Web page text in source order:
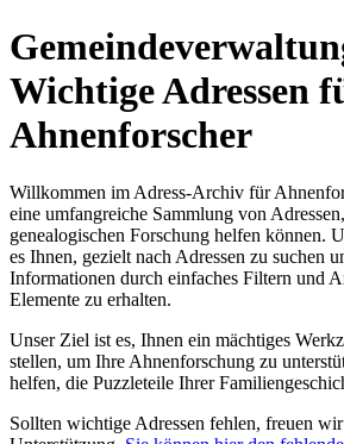
Wichtige Adressen
Ahnenforscher
Willkommen im Adress-Archiv für
eine umfangreiche Sammlung von
genealogischen Forschung helfen können.
es Ihnen, gezielt nach Adressen zu suchen
Informationen durch einfaches Filtern und
Elemente zu erhalten.
Unser Ziel ist es, Ihnen ein mächtiges
stellen, um Ihre Ahnenforschung zu
helfen, die Puzzleteile Ihrer
Sollten wichtige Adressen fehlen, freuen